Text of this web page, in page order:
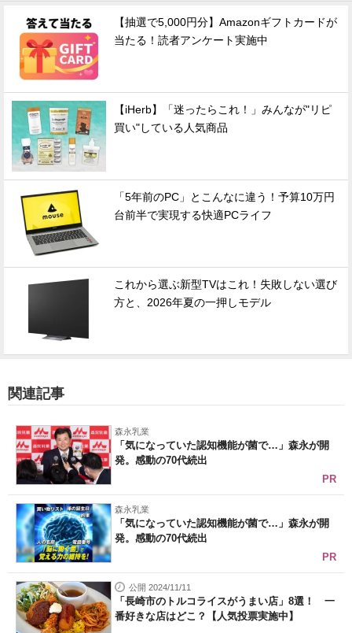
【抽選で5,000円分】Amazonギフトカードが
当たる！読者アンケート実施中
【iHerb】「迷ったらこれ！」みんなが"リピ
買い"している人気商品
「5年前のPC」とこんなに違う！予算10万円
台前半で実現する快適PCライフ
これから選ぶ新型TVはこれ！失敗しない選び
方と、2026年夏の一押しモデル
関連記事
森永乳業
「気になっていた認知機能が菌で…」森永が開
発。感動の70代続出
PR
森永乳業
「気になっていた認知機能が菌で…」森永が開
発。感動の70代続出
PR
公開 2024/11/11
「長崎市のトルコライスがうまい店」8選！ 一
番好きな店はどこ？【人気投票実施中】